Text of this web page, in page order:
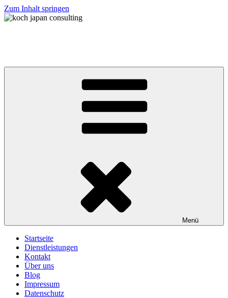
Zum Inhalt springen
Menü
Startseite
Dienstleistungen
Kontakt
Über uns
Blog
Impressum
Datenschutz